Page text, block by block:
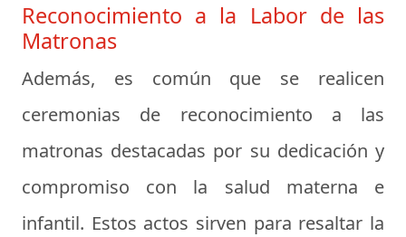
Reconocimiento a la Labor de las
Matronas
Además, es común que se realicen
ceremonias de reconocimiento a las
matronas destacadas por su dedicación y
compromiso con la salud materna e
infantil. Estos actos sirven para resaltar la